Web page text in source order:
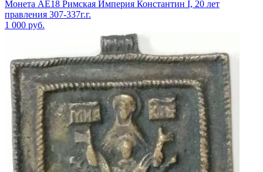
Монета АЕ18 Римская Империя Константин I, 20 лет
правления 307-337г.г.
1 000 руб.